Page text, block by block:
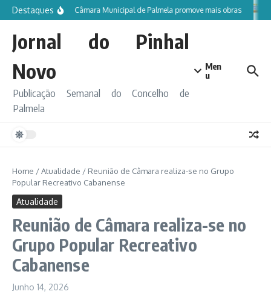
Ir para o conteúdo
Destaques Câmara Municipal de Palmela promove mais obras
Jornal do Pinhal
Novo
Publicação Semanal do Concelho de
Palmela
Men
u
Home /Atualidade / Reunião de Câmara realiza-se no Grupo
Popular Recreativo Cabanense
Atualidade
Reunião de Câmara realiza-se no
Grupo Popular Recreativo
Cabanense
Junho 14, 2026